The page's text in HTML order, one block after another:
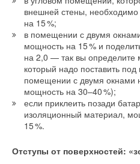
внешней стены,
на 15%;
в помещении с двумя
мощность на 15% и
на 2,0 — так вы определите
который надо поставить
помещении с двумя окнами
мощность на 30–40%);
если приклеить позади
изоляционный материал,
15%.
Отступы от поверхностей:
Стоит отметить, что
технологией и, в отличие от
экологически безопасно.
грунта методом анафореза с
в труднодоступных местах, а